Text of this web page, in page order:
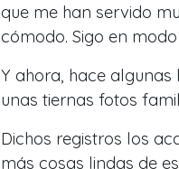
que me han servido
cómodo. Sigo en
Y ahora, hace
unas tiernas fotos
Dichos registros los
más cosas lindas de